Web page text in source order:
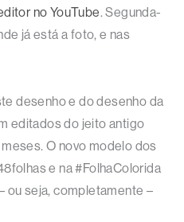
no YouTube. Segunda-
já está a foto, e nas
desenho e do desenho da
editados do jeito antigo
O novo modelo dos
e na #FolhaColorida
ou seja, completamente –